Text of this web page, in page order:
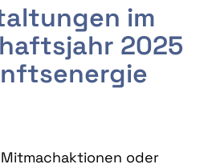
im
2025
oder